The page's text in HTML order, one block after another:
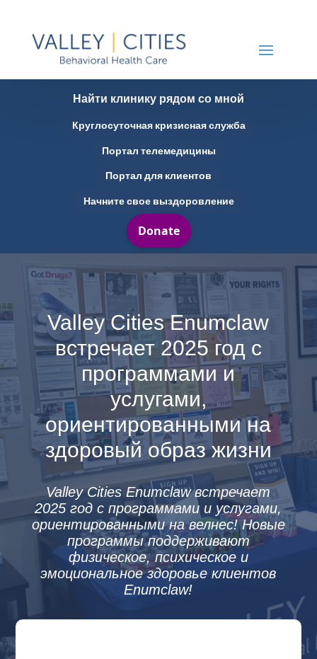
Найти клинику рядом со мной
Круглосуточная кризисная служба
Портал телемедицины
Портал для клиентов
Начните свое выздоровление
Valley Cities Enumclaw
встречает 2025 год с
программами и
услугами,
ориентированными на
здоровый образ жизни
Valley Cities Enumclaw встречает
2025 год с программами и услугами,
ориентированными на велнес! Новые
программы поддерживают
физическое, психическое и
эмоциональное здоровье клиентов
Enumclaw!